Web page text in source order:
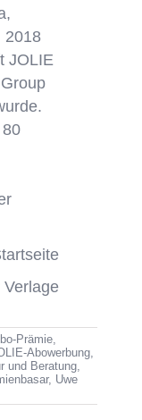
2018
JOLIE
Prämie,
Abowerbung,
und Beratung,
, Uwe